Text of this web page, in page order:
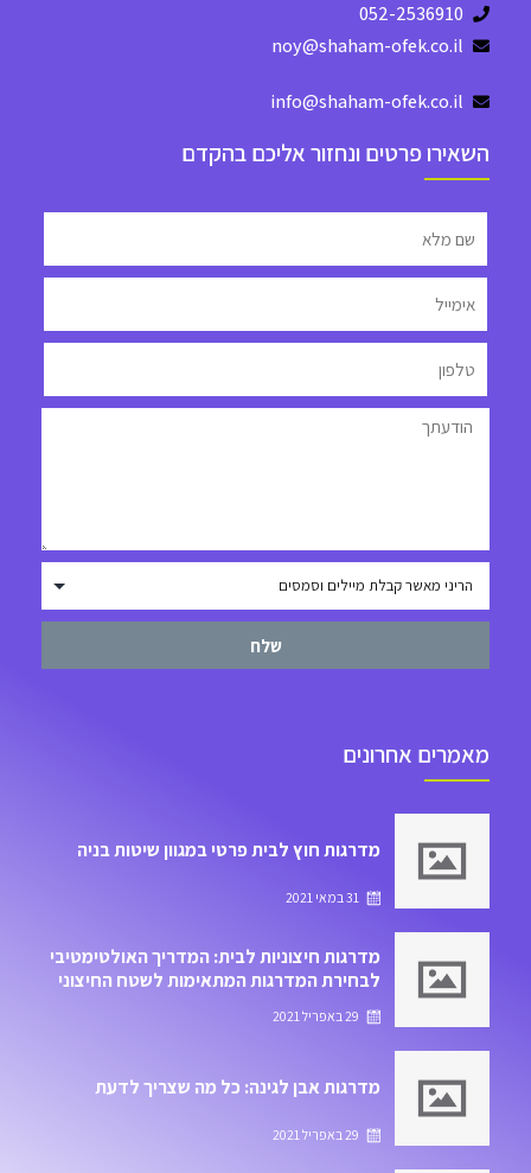
052-2536910
noy@shaham-ofek.co.il
info@shaham-ofek.co.il
השאירו פרטים ונחזור אליכם בהקדם
שלח
מאמרים אחרונים
מדרגות חוץ לבית פרטי במגוון שיטות בניה
31 במאי 2021
מדרגות חיצוניות לבית: המדריך האולטימטיבי
לבחירת המדרגות המתאימות לשטח החיצוני
של הבית
29 באפריל 2021
מדרגות אבן לגינה: כל מה שצריך לדעת
29 באפריל 2021